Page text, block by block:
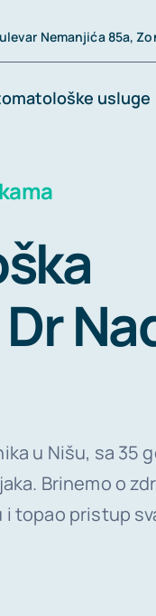
Nemanjića 85a,
usluge
u Nišu, sa 35
Brinemo o
topao pristup